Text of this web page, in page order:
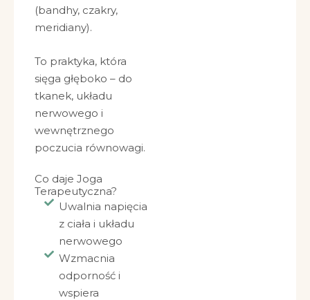
(bandhy, czakry,
meridiany).
To praktyka, która
sięga głęboko – do
tkanek, układu
nerwowego i
wewnętrznego
poczucia równowagi.
Co daje Joga
Terapeutyczna?
Uwalnia napięcia
z ciała i układu
nerwowego
Wzmacnia
odporność i
wspiera